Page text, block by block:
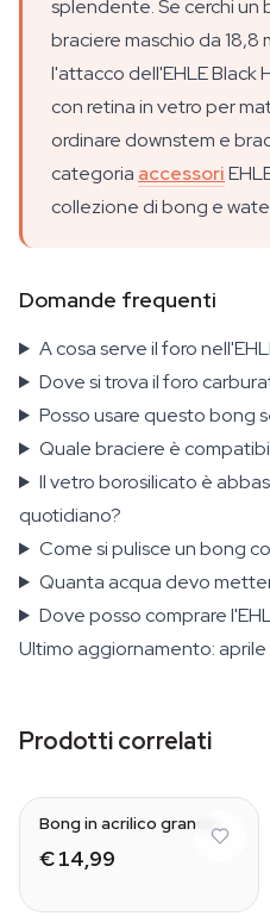
splendente. Se cerchi un
braciere maschio da 18,8
l'attacco dell'EHLE Black
con retina in vetro per
ordinare downstem e
categoria accessori
collezione di bong e
Domande frequenti
A cosa serve il foro
Dove si trova il foro
Posso usare questo bong
Quale braciere è
Il vetro borosilicato è
quotidiano?
Come si pulisce un bong
Quanta acqua devo
Dove posso comprare
Ultimo aggiornamento:
Prodotti correlati
Bong in acrilico grande
€ 14,99